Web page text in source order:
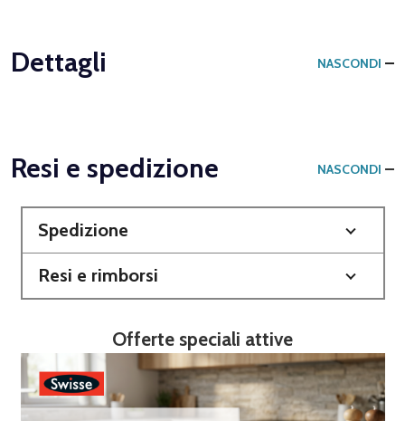
Dettagli NASCONDI
Resi e spedizione NASCONDI
Spedizione
Resi e rimborsi
Offerte speciali attive